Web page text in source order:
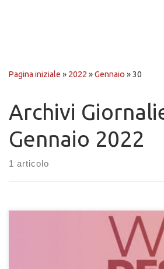
Pagina iniziale » 2022 »Gennaio »30
Archivi
Gennaio 2022
1 articolo